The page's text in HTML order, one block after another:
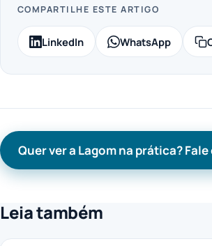
COMPARTILHE ESTE ARTIGO
LinkedIn WhatsApp
Quer ver a Lagom na prática?
Leia também